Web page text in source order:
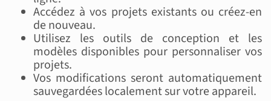
Accédez à vos projets existants ou créez-en
de nouveau.
Utilisez les outils de conception et les
modèles disponibles pour personnaliser vos
projets.
Vos modifications seront automatiquement
sauvegardées localement sur votre appareil.